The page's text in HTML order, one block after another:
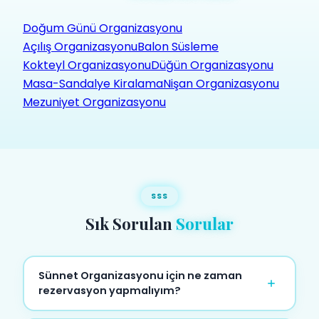
Doğum Günü Organizasyonu
Açılış OrganizasyonuBalon Süsleme
Kokteyl OrganizasyonuDüğün Organizasyonu
Masa-Sandalye KiralamaNişan Organizasyonu
Mezuniyet Organizasyonu
SSS
Sık Sorulan Sorular
Sünnet Organizasyonu için ne zaman
rezervasyon yapmalıyım?